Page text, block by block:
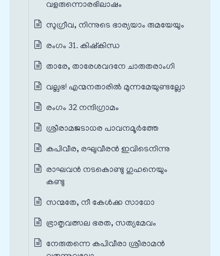
വളരുന്നൊരഭിലാഷം
സുഗ്രീവ, നിന്നുടെ ഭാര്യയാം രുമയേയും
രംഗം 31. കിഷ്കിന്ധ
താരേ, താരേശവദനേ ചാരുതരാംഗി
വല്ലഭ! എന്മനതാരിൽ മുന്നമേയുണ്ടല്ലോ
രംഗം 32 നന്ദിഗ്രാമം
ശ്രീരാമജടാധര പാവനമൂർത്തേ
കപിവീര, രഘുവീരൻ ഇവിടെനിന്നു
രാഘവൻ നടകൊണ്ടു ഗുഹനെയും
കണ്ടു
സന്മതേ, നീ കേൾക്ക സാധോ
ഭ്രാതൃവത്സല ഭരത, സത്യമേവം
നേരുതന്നെ കപിവീരാ ശ്രീരാമൻ